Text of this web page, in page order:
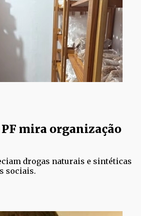
PF mira organização
drogas naturais e sintéticas
sociais.